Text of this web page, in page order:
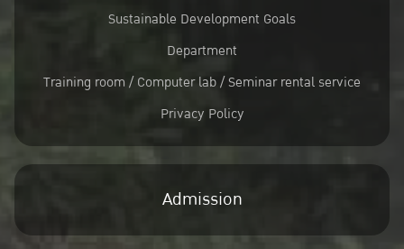
Sustainable Development Goals
Department
Training room / Computer lab / Seminar rental service
Privacy Policy
Admission